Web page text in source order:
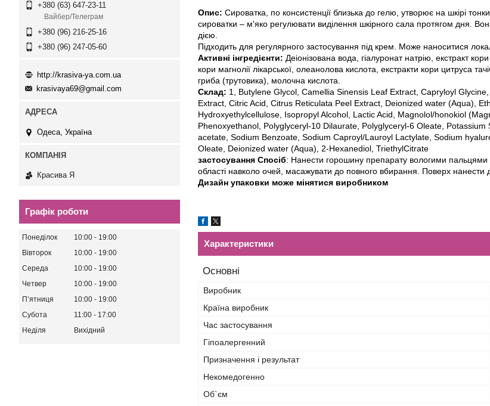
Опис: Сироватка, по консистенції близька до гелю, утворює на шкірі
сироватки – м'яко регулювати виділення шкірного сала протягом дня.
дією.
Підходить для регулярного застосування під крем. Може наноситися
Активні інгредієнти: Деіонізована вода, гіалуронат натрію, екстракт
кори магнолії лікарської, олеанолова кислота, екстракти кори цитруса
гриба (трутовика), молочна кислота.
Склад: 1, Butylene Glycol, Camellia Sinensis Leaf Extract, Capryloyl
Extract, Citric Acid, Citrus Reticulata Peel Extract, Deionized water (Aqua),
Hydroxyethylcellulose, Isopropyl Alcohol, Lactic Acid, Magnolol/honokiol
Phenoxyethanol, Polyglyceryl-10 Dilaurate, Polyglyceryl-6 Oleate,
acetate, Sodium Benzoate, Sodium Caproyl/Lauroyl Lactylate, Sodium
Oleate, Deionized water (Aqua), 2-Hexanediol, TriethylCitrate
застосування Спосіб: Нанести горошину препарату вологими пальцями
області навколо очей, масажувати до повного вбирання. Поверх
Дизайн упаковки може мінятися виробником
Характеристики
Основні
Виробник
Країна виробник
Час застосування
Гіпоалергенний
Призначення і результат
Некомедогенно
Об`єм
+380 (63) 647-23-11
Вайбер/Телеграм
+380 (96) 216-25-16
+380 (96) 247-05-60
http://krasiva-ya.com.ua
krasivaya69@gmail.com
Одеса, Україна
Красива Я
Графік роботи
Понеділок 10:00
19:00
Вівторок
10:00
19:00
Середа
10:00
19:00
Четвер
10:00
19:00
Пʼятниця
10:00
19:00
Субота
11:00
17:00
Неділя
Вихідний